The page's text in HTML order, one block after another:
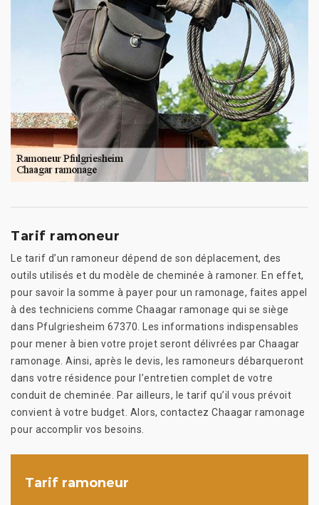
Tarif ramoneur
Le tarif d’un ramoneur dépend de son déplacement, des
outils utilisés et du modèle de cheminée à ramoner. En effet,
pour savoir la somme à payer pour un ramonage, faites appel
à des techniciens comme Chaagar ramonage qui se siège
dans Pfulgriesheim 67370. Les informations indispensables
pour mener à bien votre projet seront délivrées par Chaagar
ramonage. Ainsi, après le devis, les ramoneurs débarqueront
dans votre résidence pour l’entretien complet de votre
conduit de cheminée. Par ailleurs, le tarif qu’il vous prévoit
convient à votre budget. Alors, contactez Chaagar ramonage
pour accomplir vos besoins.
Tarif ramoneur